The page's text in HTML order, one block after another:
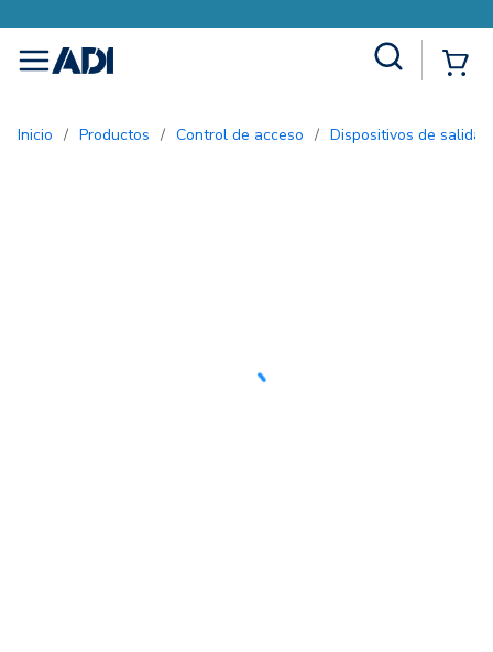
menu
Inicio / Productos / Control de acceso / Dispositivos de salida